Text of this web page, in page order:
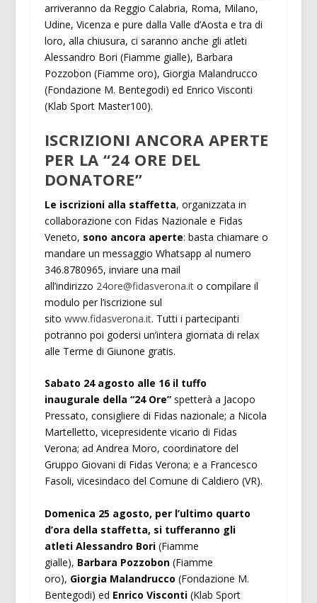
arriveranno da Reggio Calabria, Roma, Milano,
Udine, Vicenza e pure dalla Valle d’Aosta e tra di
loro, alla chiusura, ci saranno anche gli atleti
Alessandro Bori (Fiamme gialle), Barbara
Pozzobon (Fiamme oro), Giorgia Malandrucco
(Fondazione M. Bentegodi) ed Enrico Visconti
(Klab Sport Master100).
ISCRIZIONI ANCORA APERTE
PER LA “24 ORE DEL
DONATORE”
Le iscrizioni alla staffetta, organizzata in
collaborazione con Fidas Nazionale e Fidas
Veneto, sono ancora aperte: basta chiamare o
mandare un messaggio Whatsapp al numero
346.8780965, inviare una mail
all’indirizzo 24ore@fidasverona.ito compilare il
modulo per l’iscrizione sul
sito www.fidasverona.it. Tutti i partecipanti
potranno poi godersi un’intera giornata di relax
alle Terme di Giunone gratis.
Sabato 24 agosto alle 16 il tuffo
inaugurale della “24 Ore”spetterà a Jacopo
Pressato, consigliere di Fidas nazionale; a Nicola
Martelletto, vicepresidente vicario di Fidas
Verona; ad Andrea Moro, coordinatore del
Gruppo Giovani di Fidas Verona; e a Francesco
Fasoli, vicesindaco del Comune di Caldiero (VR).
Domenica 25 agosto, per l’ultimo quarto
d’ora della staffetta, si tufferanno gli
atleti Alessandro Bori(Fiamme
gialle), Barbara Pozzobon(Fiamme
oro), Giorgia Malandrucco (Fondazione M.
Bentegodi) ed Enrico Visconti(Klab Sport